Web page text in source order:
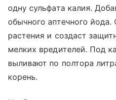
одну сульфата калия.
обычного аптечного йода.
растения и создаст
мелких вредителей. Под
выливают по полтора
корень.